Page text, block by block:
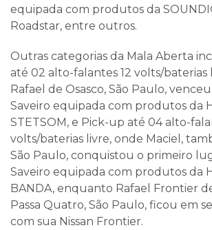
equipada com produtos da
Roadstar, entre outros.
Outras categorias da Mala Aberta
até 02 alto-falantes 12 volts/baterias
Rafael de Osasco, São Paulo,
Saveiro equipada com produtos da
STETSOM, e Pick-up até 04 alto-
volts/baterias livre, onde Maciel,
São Paulo, conquistou o primeiro
Saveiro equipada com produtos da
BANDA, enquanto Rafael Frontier
Passa Quatro, São Paulo, ficou em
com sua Nissan Frontier.